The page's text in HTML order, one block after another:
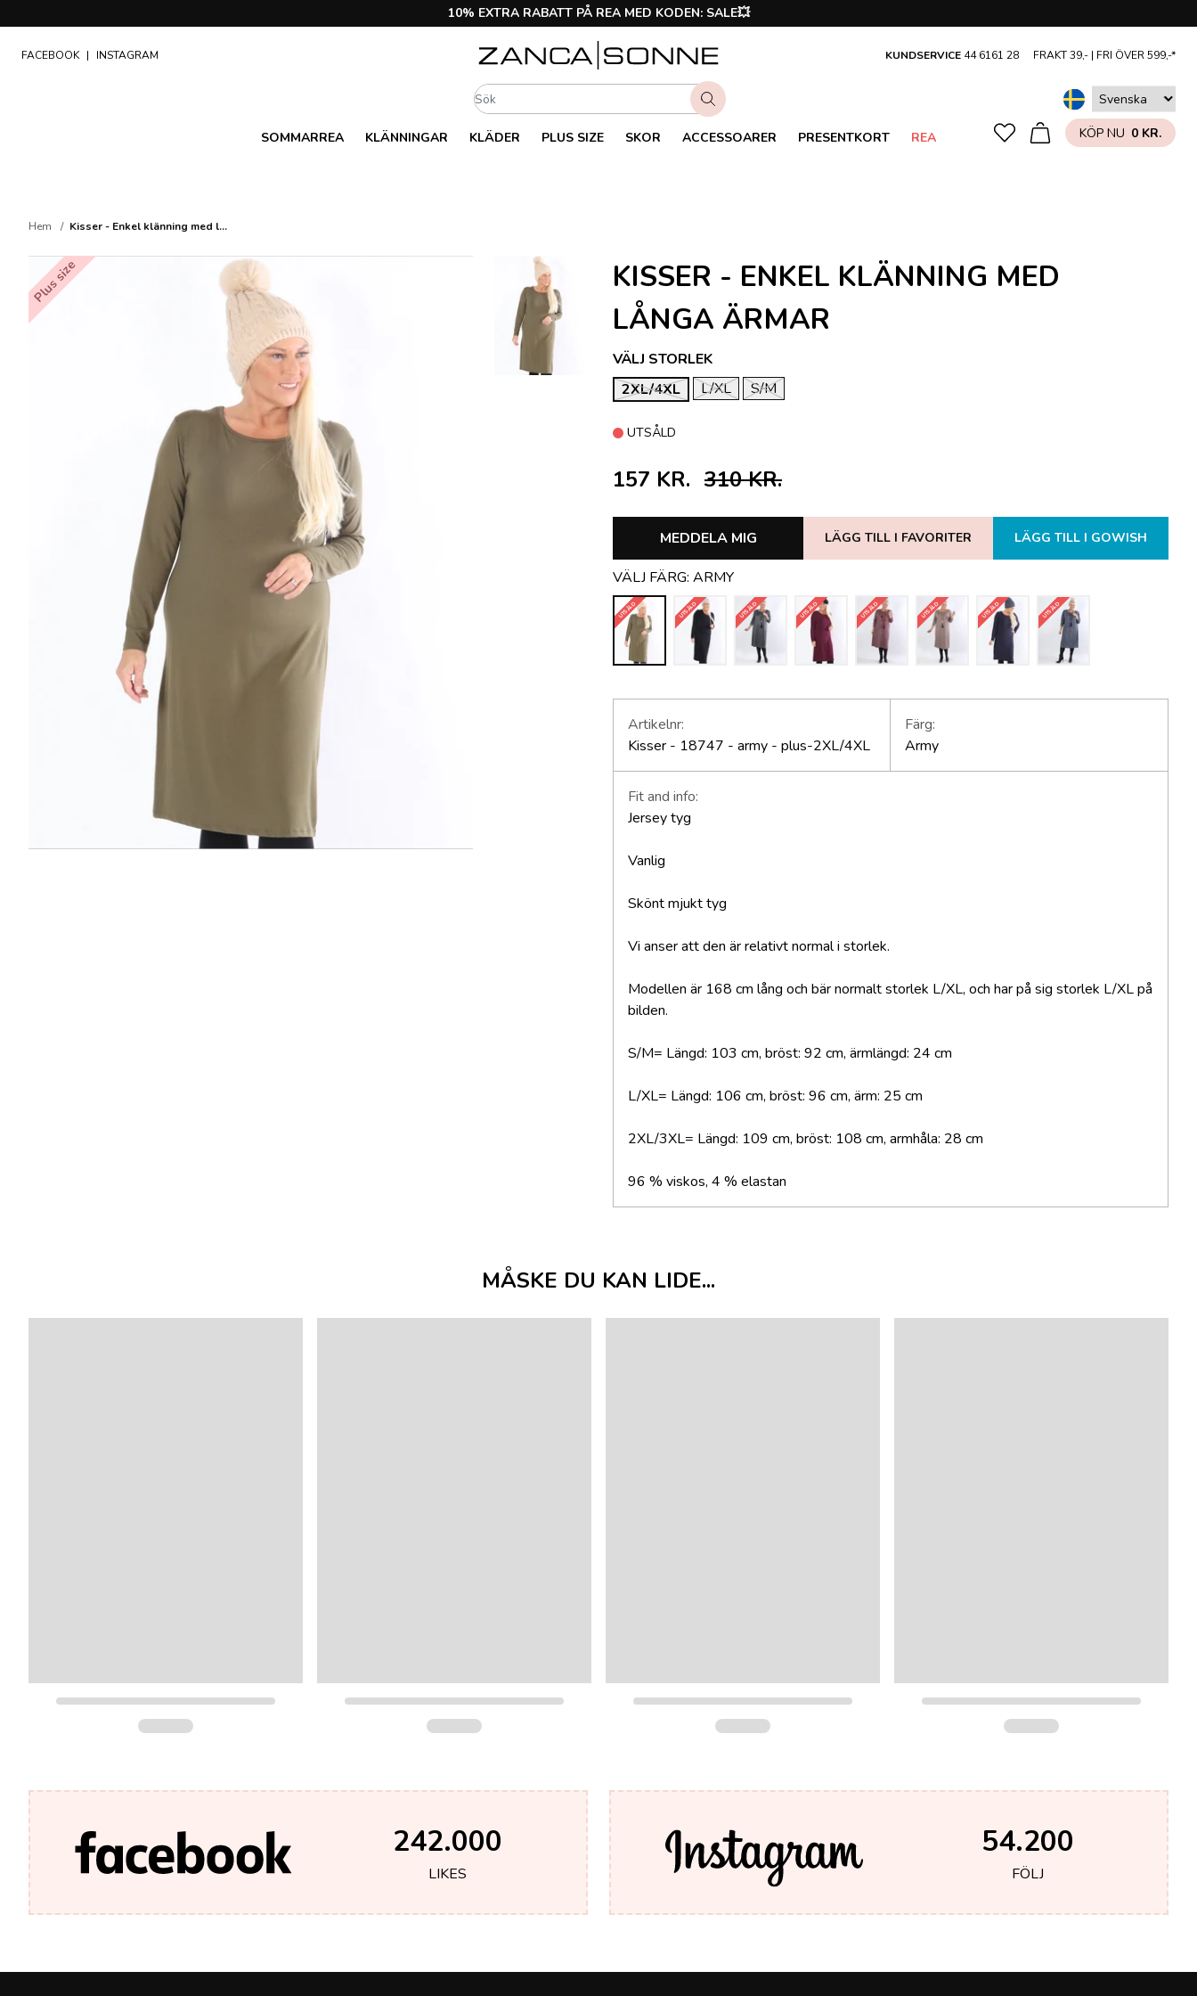
10% EXTRA RABATT PÅ REA MED KODEN: SALE💥
FACEBOOK | INSTAGRAM KUNDSERVICE 44 6161 28 FRAKT 39,- | FRI ÖVER 599,-*
SOMMARREA KLÄNNINGAR KLÄDER PLUS SIZE SKOR ACCESSOARER PRESENTKORT REA KÖP NU 0 KR.
Hem Kisser - Enkel klänning med l...
Plus size
KISSER - ENKEL KLÄNNING MED
LÅNGA ÄRMAR
VÄLJ STORLEK
2XL/4XL
L/XL S/M
UTSÅLD
157 KR. 310 KR.
MEDDELA MIG LÄGG TILL I FAVORITER LÄGG TILL I GOWISH
VÄLJ FÄRG: ARMY
UTSÅLD UTSÅLD UTSÅLD UTSÅLD UTSÅLD UTSÅLD UTSÅLD UTSÅLD
Artikelnr:
Kisser - 18747 - army - plus-2XL/4XL
Färg:
Army
Fit and info:
Jersey tyg
Vanlig
Skönt mjukt tyg
Vi anser att den är relativt normal i storlek.
Modellen är 168 cm lång och bär normalt storlek L/XL, och har på sig storlek L/XL på
bilden.
S/M= Längd: 103 cm, bröst: 92 cm, ärmlängd: 24 cm
L/XL= Längd: 106 cm, bröst: 96 cm, ärm: 25 cm
2XL/3XL= Längd: 109 cm, bröst: 108 cm, armhåla: 28 cm
96 % viskos, 4 % elastan
MÅSKE DU KAN LIDE...
242.000
LIKES
54.200
FÖLJ